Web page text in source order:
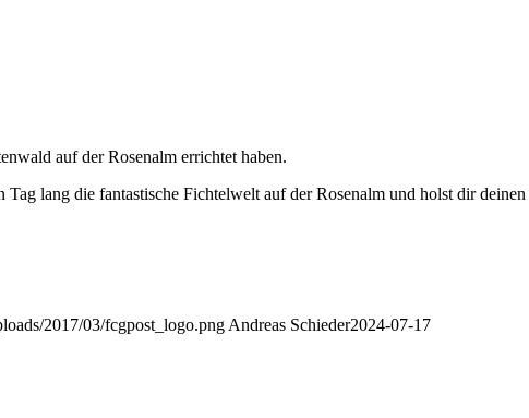
auf der Rosenalm errichtet haben.
lang die fantastische Fichtelwelt auf der Rosenalm und holst dir deinen
2017/03/fcgpost_logo.png Andreas Schieder2024-07-17